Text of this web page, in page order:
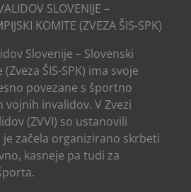
SLOVENIJE –
KOMITE (ZVEZA ŠIS-SPK)
Slovenije – Slovenski
ŠIS-SPK) ima svoje
povezane s športno
invalidov. V Zvezi
(ZVVI) so ustanovili
začela organizirano skrbeti
kasneje pa tudi za